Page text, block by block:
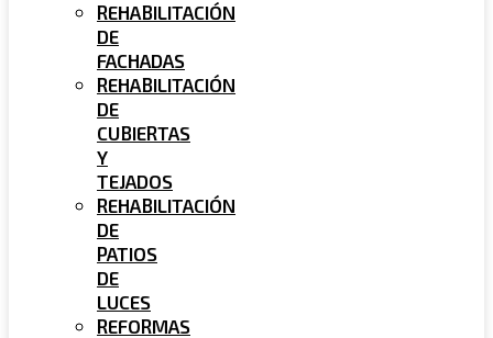
REHABILITACIÓN
DE
FACHADAS
REHABILITACIÓN
DE
CUBIERTAS
Y
TEJADOS
REHABILITACIÓN
DE
PATIOS
DE
LUCES
REFORMAS